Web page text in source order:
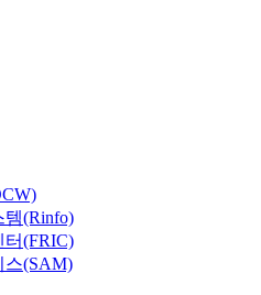
템(Rinfo)
터(FRIC)
스(SAM)